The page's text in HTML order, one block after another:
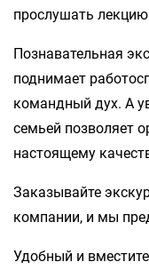
прослушать
Познавательная
поднимает
командный дух. А
семьей позволяет
настоящему
Заказывайте
компании, и мы
Удобный и